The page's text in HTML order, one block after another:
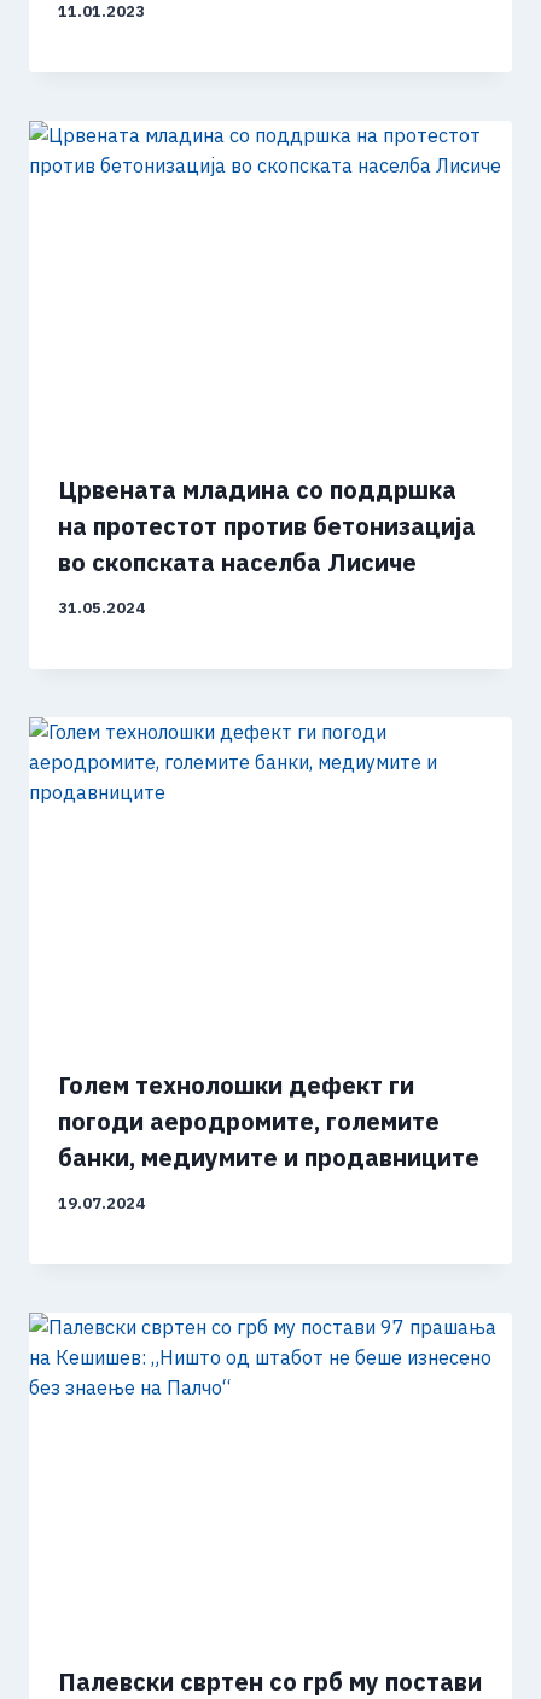
11.01.2023
Црвената младина со поддршка
на протестот против бетонизација
во скопската населба Лисиче
31.05.2024
Голем технолошки дефект ги
погоди аеродромите, големите
банки, медиумите и продавниците
19.07.2024
Палевски свртен со грб му постави